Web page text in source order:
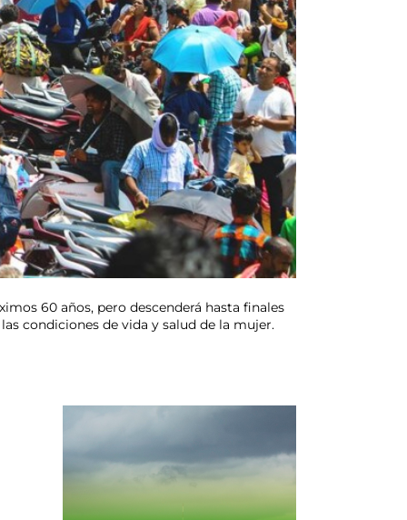
60 años, pero descenderá hasta finales
condiciones de vida y salud de la mujer.